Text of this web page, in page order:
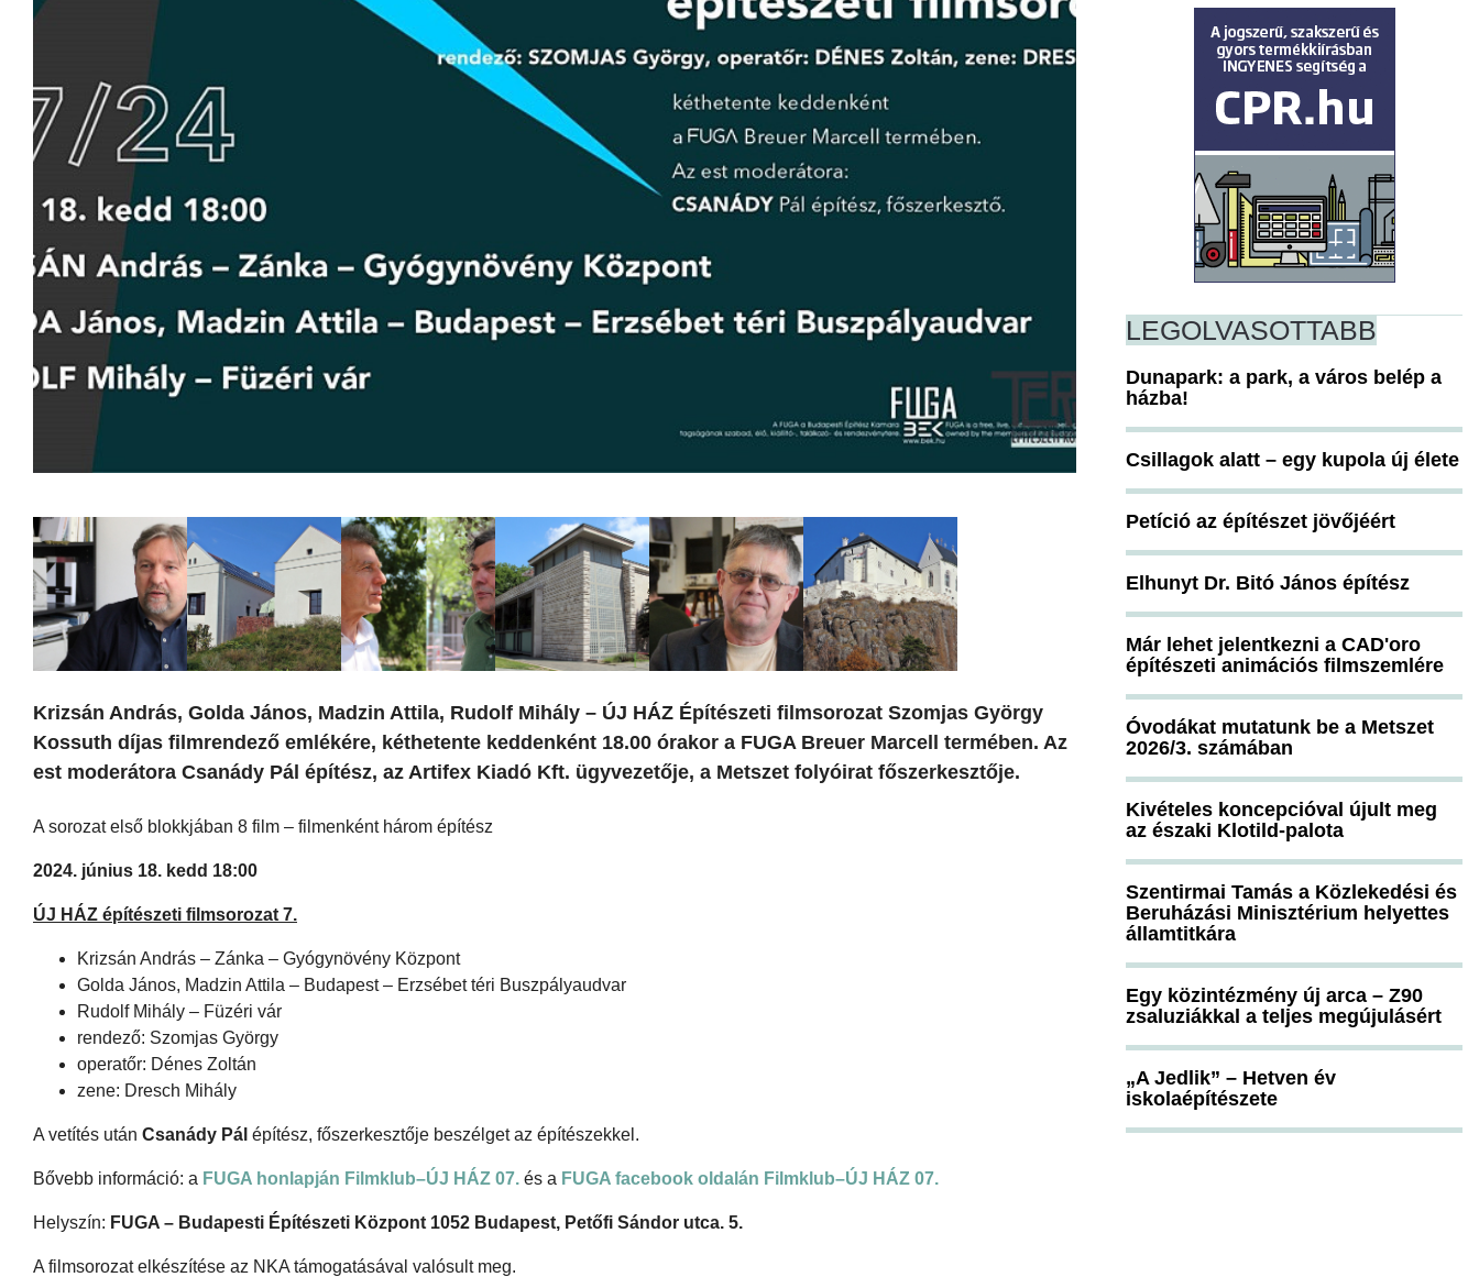
Krizsán András, Golda János, Madzin Attila, Rudolf Mihály – ÚJ HÁZ Építészeti filmsorozat Szomjas György
Kossuth díjas filmrendező emlékére, kéthetente keddenként 18.00 órakor a FUGA Breuer Marcell termében. Az
est moderátora Csanády Pál építész, az Artifex Kiadó Kft. ügyvezetője, a Metszet folyóirat főszerkesztője.
A sorozat első blokkjában 8 film – filmenként három építész
2024. június 18. kedd 18:00
ÚJ HÁZ építészeti filmsorozat 7.
Krizsán András – Zánka – Gyógynövény Központ
Golda János, Madzin Attila – Budapest – Erzsébet téri Buszpályaudvar
Rudolf Mihály – Füzéri vár
rendező: Szomjas György
operatőr: Dénes Zoltán
zene: Dresch Mihály
A vetítés után Csanády Pál építész, főszerkesztője beszélget az építészekkel.
Bővebb információ: a FUGA honlapján Filmklub–ÚJ HÁZ 07. és a FUGA facebook oldalán Filmklub–ÚJ HÁZ 07.
Helyszín: FUGA – Budapesti Építészeti Központ 1052 Budapest, Petőfi Sándor utca. 5.
A filmsorozat elkészítése az NKA támogatásával valósult meg.
LEGOLVASOTTABB
Dunapark: a park, a város belép a
házba!
Csillagok alatt – egy kupola új élete
Petíció az építészet jövőjéért
Elhunyt Dr. Bitó János építész
Már lehet jelentkezni a CAD'oro
építészeti animációs filmszemlére
Óvodákat mutatunk be a Metszet
2026/3. számában
Kivételes koncepcióval újult meg
az északi Klotild-palota
Szentirmai Tamás a Közlekedési és
Beruházási Minisztérium helyettes
államtitkára
Egy közintézmény új arca – Z90
zsaluziákkal a teljes megújulásért
„A Jedlik” – Hetven év
iskolaépítészete